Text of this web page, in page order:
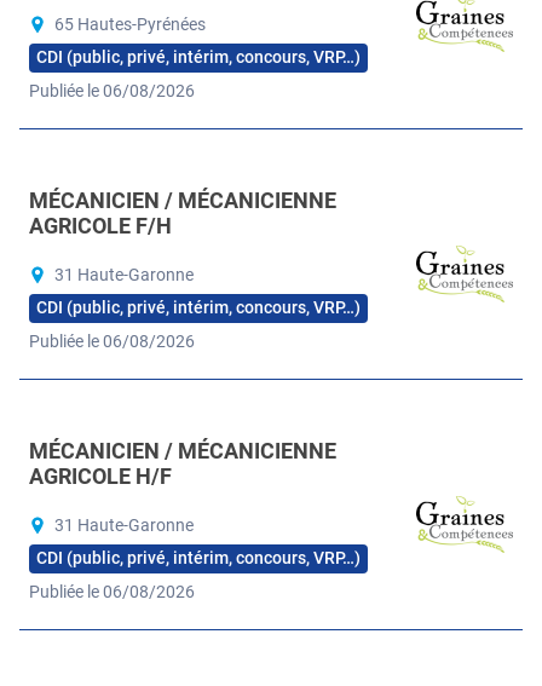
65 Hautes-Pyrénées
CDI (public, privé, intérim, concours, VRP…)
Publiée le 06/08/2026
MÉCANICIEN / MÉCANICIENNE
AGRICOLE F/H
31 Haute-Garonne
CDI (public, privé, intérim, concours, VRP…)
Publiée le 06/08/2026
MÉCANICIEN / MÉCANICIENNE
AGRICOLE H/F
31 Haute-Garonne
CDI (public, privé, intérim, concours, VRP…)
Publiée le 06/08/2026